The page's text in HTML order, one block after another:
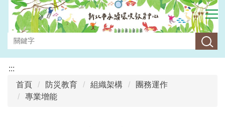
主
內
容
:::
首頁
防災教育 組織架構
團務運作
專業增能